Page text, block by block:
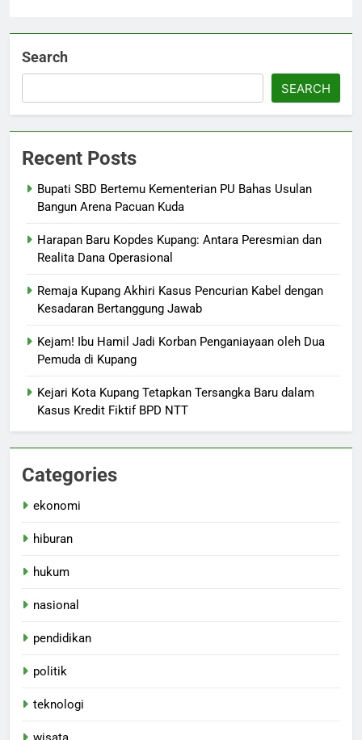
Search
SEARCH
Recent Posts
Bupati SBD Bertemu Kementerian PU Bahas Usulan
Bangun Arena Pacuan Kuda
Harapan Baru Kopdes Kupang: Antara Peresmian dan
Realita Dana Operasional
Remaja Kupang Akhiri Kasus Pencurian Kabel dengan
Kesadaran Bertanggung Jawab
Kejam! Ibu Hamil Jadi Korban Penganiayaan oleh Dua
Pemuda di Kupang
Kejari Kota Kupang Tetapkan Tersangka Baru dalam
Kasus Kredit Fiktif BPD NTT
Categories
ekonomi
hiburan
hukum
nasional
pendidikan
politik
teknologi